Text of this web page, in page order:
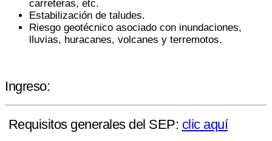
carreteras, etc.
Estabilización de taludes.
Riesgo geotécnico asociado con inundaciones,
lluvias, huracanes, volcanes y terremotos.
Ingreso:
Requisitos generales del SEP: clic aquí